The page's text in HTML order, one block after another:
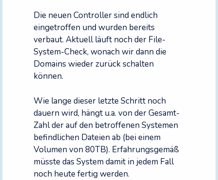
Die neuen Controller sind endlich
eingetroffen und wurden bereits
verbaut. Aktuell läuft noch der File-
System-Check, wonach wir dann die
Domains wieder zurück schalten
können.
Wie lange dieser letzte Schritt noch
dauern wird, hängt u.a. von der Gesamt-
Zahl der auf den betroffenen Systemen
befindlichen Dateien ab (bei einem
Volumen von 80TB). Erfahrungsgemäß
müsste das System damit in jedem Fall
noch heute fertig werden.